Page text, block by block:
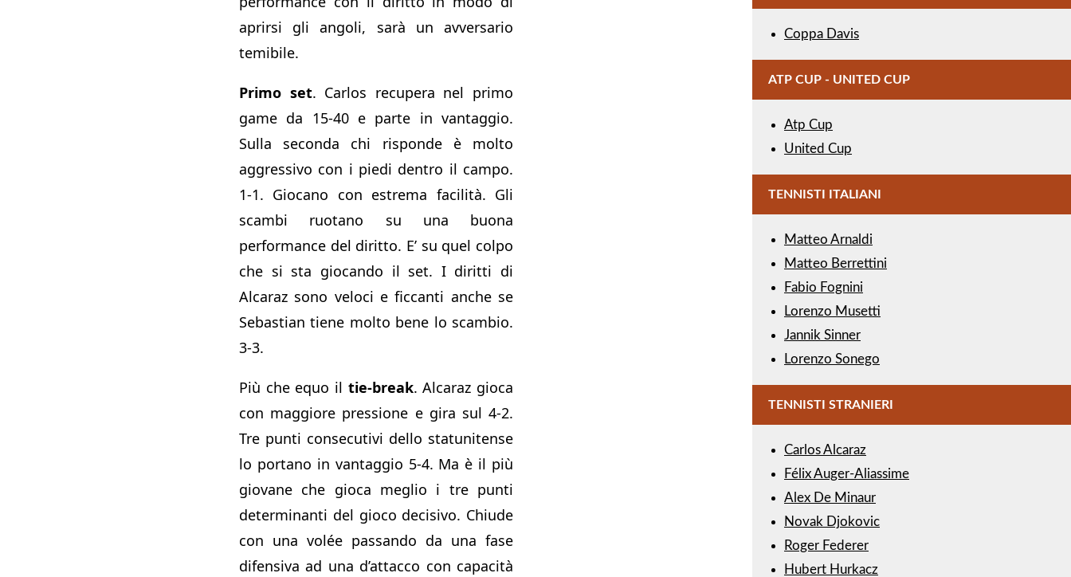
aprirsi gli angoli, sarà un avversario
temibile.
Primo set. Carlos recupera nel primo
game da 15-40 e parte in vantaggio.
Sulla seconda chi risponde è molto
aggressivo con i piedi dentro il campo.
1-1. Giocano con estrema facilità. Gli
scambi ruotano su una buona
performance del diritto. E’ su quel colpo
che si sta giocando il set. I diritti di
Alcaraz sono veloci e ficcanti anche se
Sebastian tiene molto bene lo scambio.
3-3.
Più che equo il tie-break. Alcaraz gioca
con maggiore pressione e gira sul 4-2.
Tre punti consecutivi dello statunitense
lo portano in vantaggio 5-4. Ma è il più
giovane che gioca meglio i tre punti
determinanti del gioco decisivo. Chiude
con una volée passando da una fase
difensiva ad una d’attacco con capacità
Coppa Davis
ATP CUP - UNITED CUP
Atp Cup
United Cup
TENNISTI ITALIANI
Matteo Arnaldi
Matteo Berrettini
Fabio Fognini
Lorenzo Musetti
Jannik Sinner
Lorenzo Sonego
TENNISTI STRANIERI
Carlos Alcaraz
Félix Auger-Aliassime
Alex De Minaur
Novak Djokovic
Roger Federer
Hubert Hurkacz